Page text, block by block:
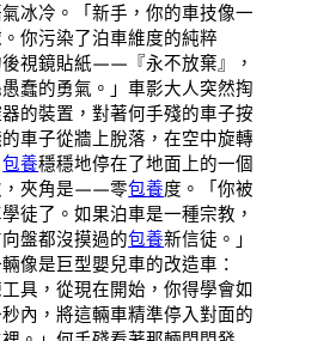
氣冰冷。「新手，你的車技像一
你污染了泊車維度的純粹
視鏡貼紙——『永不放棄』，
蠢的勇氣。」車影大人突然掏
的裝置，對著何手殘的車子按
車子從牆上脫落，在空中旋轉
包養穩穩地停在了地面上的一個
，夾角是——零包養度。「你被
徒了。如果泊車是一種宗教，
盤都沒摸過的包養新信徒。」
像是巨型嬰兒車的改造車：
工具，從現在開始，你得學會如
內，將這輛車精準停入對面的